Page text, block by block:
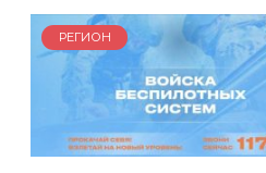
РЕГИОН